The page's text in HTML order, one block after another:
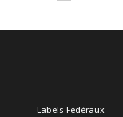
Labels Fédéraux